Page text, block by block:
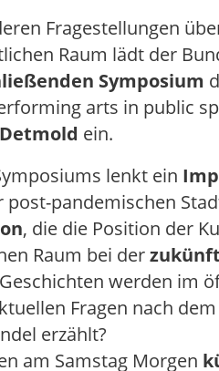
Fragestellungen
Raum lädt der
Symposium
arts in public
ein.
lenkt ein
post-pandemischen
, die die Position der
Raum bei der
werden im
Fragen nach
erzählt?
am Samstag Morgen